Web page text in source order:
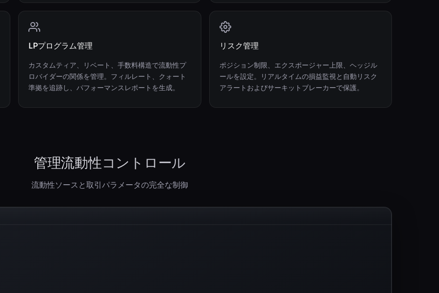
LPプログラム管理
カスタムティア、リベート、手数料構造で流動性プ
ロバイダーの関係を管理。フィルレート、クォート
準拠を追跡し、パフォーマンスレポートを生成。
リスク管理
ポジション制限、エクスポージャー上限、ヘッジル
ールを設定。リアルタイムの損益監視と自動リスク
アラートおよびサーキットブレーカーで保護。
管理流動性コントロール
流動性ソースと取引パラメータの完全な制御